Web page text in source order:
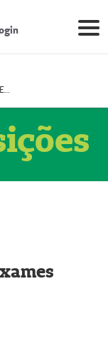
Prestador Decordis Exames Cardiológicos LTDA (51004346-0)